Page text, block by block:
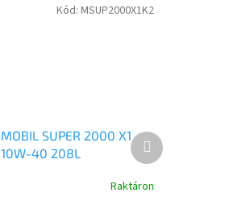
MOBIL SUPER 2000 X1
10W-40 208L
Raktáron
Kód: MSUP2000X1K2
Következő
termék